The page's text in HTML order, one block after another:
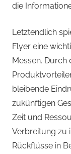
die
Letztendlich
Flyer eine
Messen. Durch
bleibende
zukünftigen
Zeit und
Verbreitung zu
Rückflüsse in